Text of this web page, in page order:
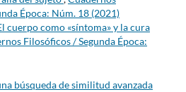
Época: Núm. 18 (2021)
cuerpo como «síntoma» y la cura
Filosóficos / Segunda Época:
búsqueda de similitud avanzada